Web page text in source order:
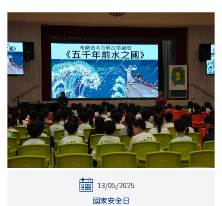
13/05/2025
國家安全日